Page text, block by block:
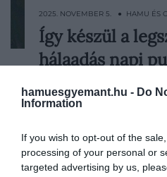
hamuesgyemant.hu - Do
Information
If you wish to opt-out of the
processing of your personal or
targeted advertising by us,
Bár Magyarországon a
hagyományos ünnep,
tematikus estét,
pedig ünnepi asztalról
2025. NOVEMBER 5. ● HAMU ÉS
Így készül a
hálaadás napi
HAMU ÉS GYÉMÁNT